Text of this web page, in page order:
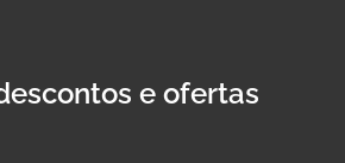
e ofertas